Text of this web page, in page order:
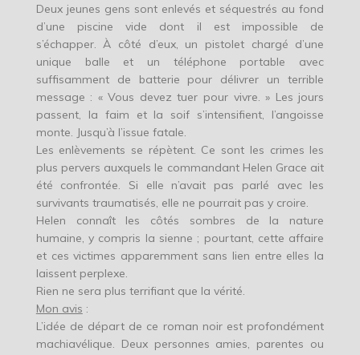
Deux jeunes gens sont enlevés et séquestrés au fond
d’une piscine vide dont il est impossible de
s’échapper. À côté d’eux, un pistolet chargé d’une
unique balle et un téléphone portable avec
suffisamment de batterie pour délivrer un terrible
message : « Vous devez tuer pour vivre. » Les jours
passent, la faim et la soif s’intensifient, l’angoisse
monte. Jusqu’à l’issue fatale.
Les enlèvements se répètent. Ce sont les crimes les
plus pervers auxquels le commandant Helen Grace ait
été confrontée. Si elle n’avait pas parlé avec les
survivants traumatisés, elle ne pourrait pas y croire.
Helen connaît les côtés sombres de la nature
humaine, y compris la sienne ; pourtant, cette affaire
et ces victimes apparemment sans lien entre elles la
laissent perplexe.
Rien ne sera plus terrifiant que la vérité.
Mon avis :
L’idée de départ de ce roman noir est profondément
machiavélique. Deux personnes amies, parentes ou